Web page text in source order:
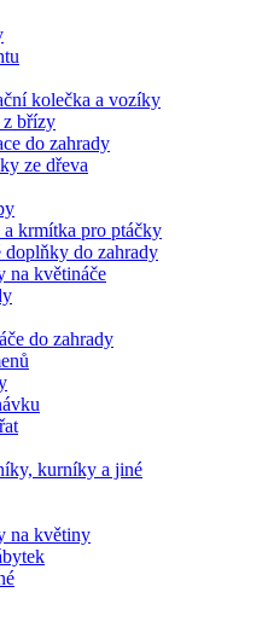
kolečka a vozíky
z břízy
do zahrady
ze dřeva
krmítka pro ptáčky
doplňky do zahrady
na květináče
do zahrady
kurníky a jiné
na květiny